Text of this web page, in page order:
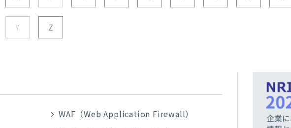
Y Z
WAF（Web Application Firewall）